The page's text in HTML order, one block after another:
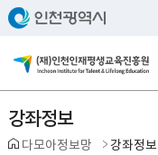
강좌정보
다모아정보망 강좌정보